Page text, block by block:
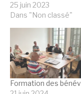
25 juin 2023
Dans "Non classé"
Formation des